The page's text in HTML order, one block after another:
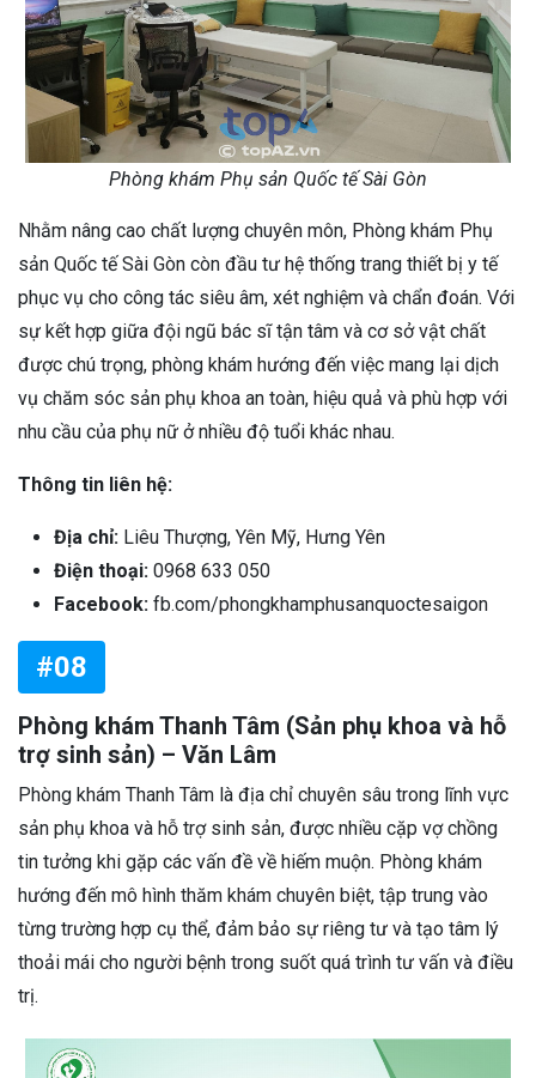
Phòng khám Phụ sản Quốc tế Sài Gòn
Nhằm nâng cao chất lượng chuyên môn, Phòng khám Phụ
sản Quốc tế Sài Gòn còn đầu tư hệ thống trang thiết bị y tế
phục vụ cho công tác siêu âm, xét nghiệm và chẩn đoán. Với
sự kết hợp giữa đội ngũ bác sĩ tận tâm và cơ sở vật chất
được chú trọng, phòng khám hướng đến việc mang lại dịch
vụ chăm sóc sản phụ khoa an toàn, hiệu quả và phù hợp với
nhu cầu của phụ nữ ở nhiều độ tuổi khác nhau.
Thông tin liên hệ:
Địa chỉ: Liêu Thượng, Yên Mỹ, Hưng Yên
Điện thoại: 0968 633 050
Facebook: fb.com/phongkhamphusanquoctesaigon
#08
Phòng khám Thanh Tâm (Sản phụ khoa và hỗ
trợ sinh sản) – Văn Lâm
Phòng khám Thanh Tâm là địa chỉ chuyên sâu trong lĩnh vực
sản phụ khoa và hỗ trợ sinh sản, được nhiều cặp vợ chồng
tin tưởng khi gặp các vấn đề về hiếm muộn. Phòng khám
hướng đến mô hình thăm khám chuyên biệt, tập trung vào
từng trường hợp cụ thể, đảm bảo sự riêng tư và tạo tâm lý
thoải mái cho người bệnh trong suốt quá trình tư vấn và điều
trị.